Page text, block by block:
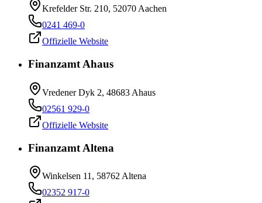
Krefelder Str. 210, 52070 Aachen
0241 469-0
Offizielle Website
Finanzamt Ahaus
Vredener Dyk 2, 48683 Ahaus
02561 929-0
Offizielle Website
Finanzamt Altena
Winkelsen 11, 58762 Altena
02352 917-0